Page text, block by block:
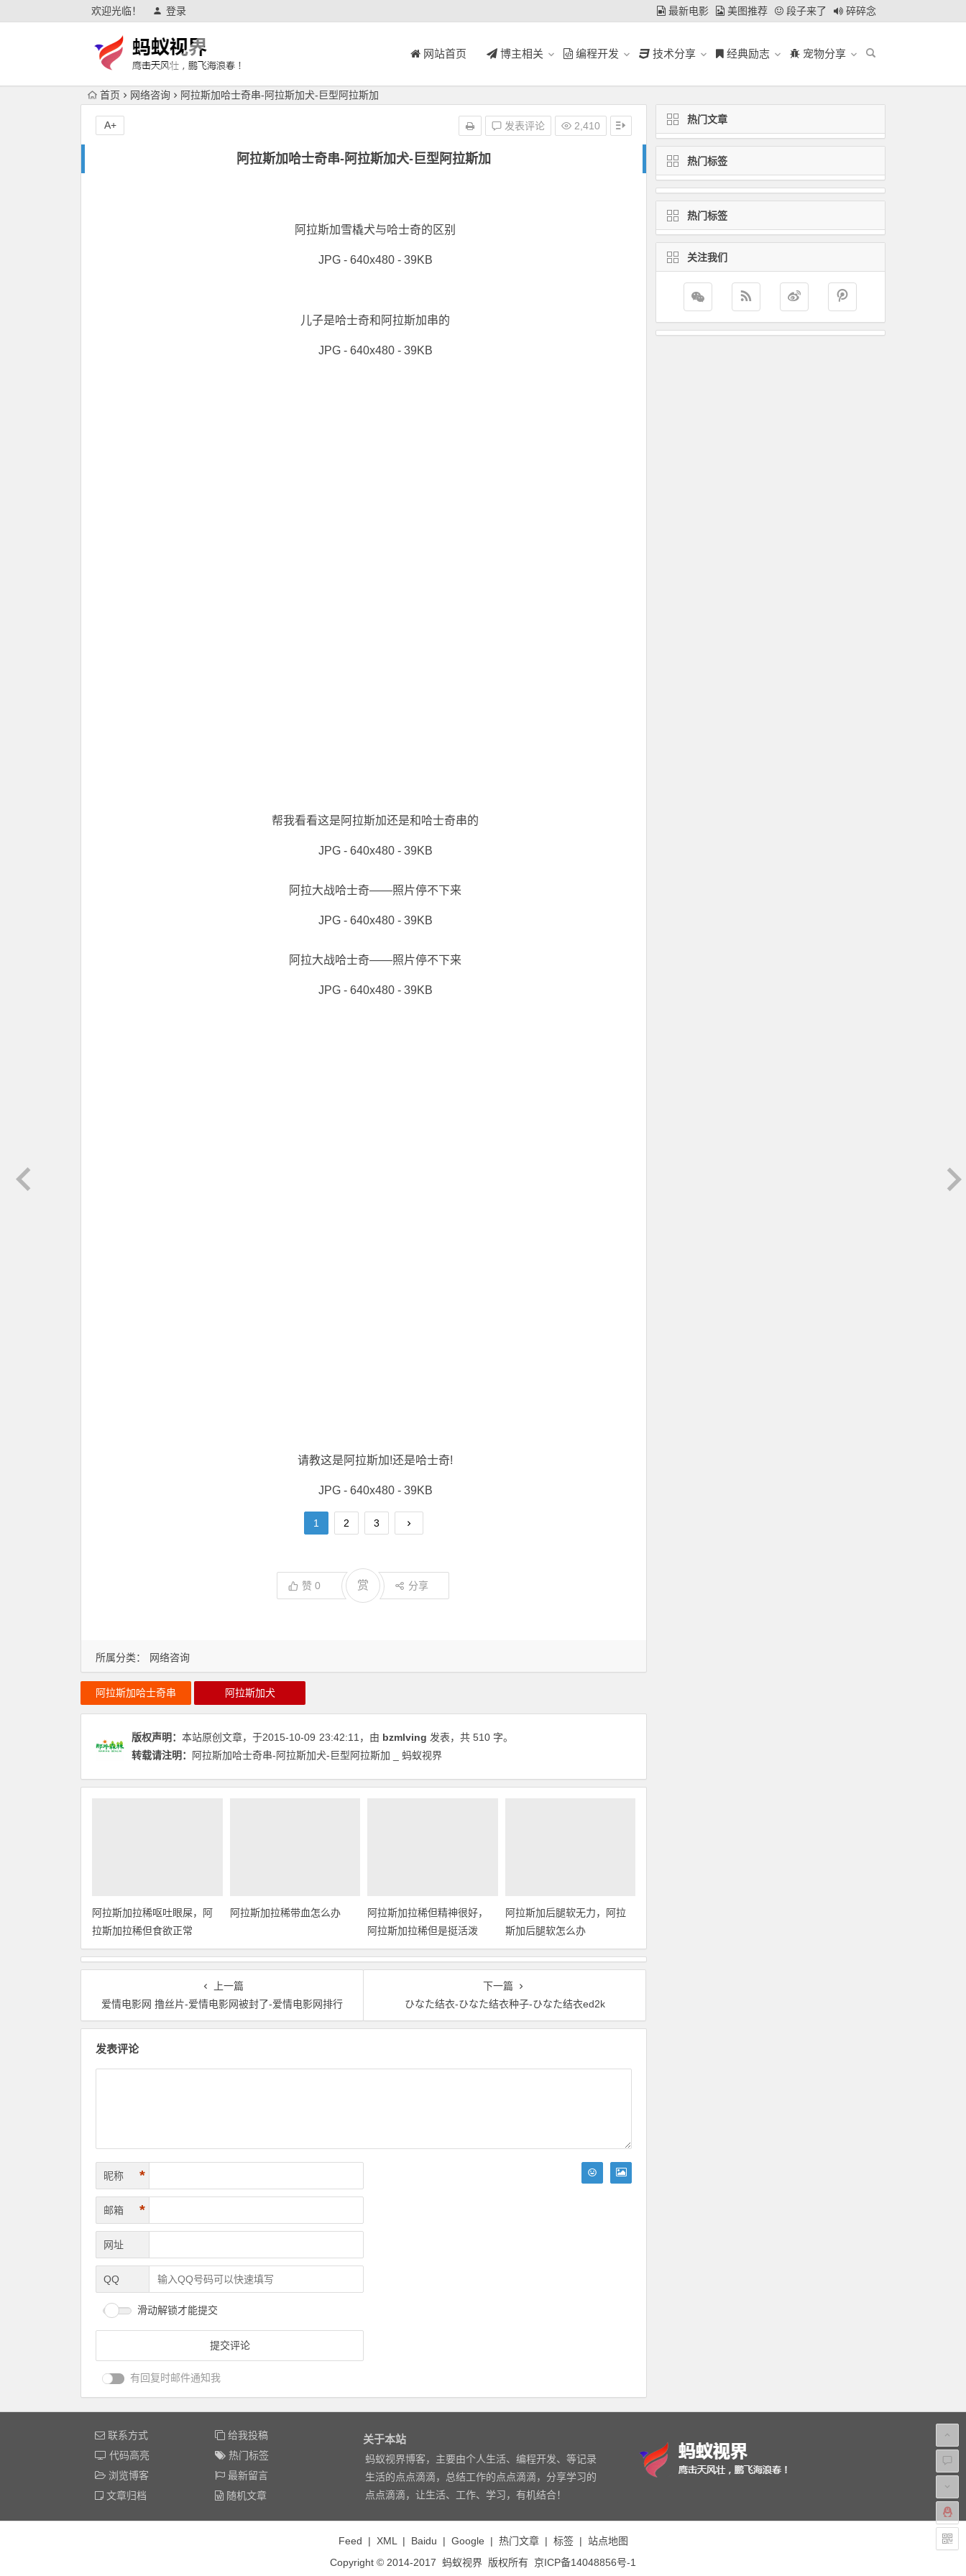
欢迎光临！ 登录 最新电影 美图推荐 段子来了 碎碎念
网站首页 博主相关 编程开发 技术分享 经典励志 宠物分享
首页 网络咨询 阿拉斯加哈士奇串-阿拉斯加犬-巨型阿拉斯加
阿拉斯加哈士奇串-阿拉斯加犬-巨型阿拉斯加
发表评论 2,410
A+
所属分类： 网络咨询
阿拉斯加雪橇犬与哈士奇的区别
JPG - 640x480 - 39KB
儿子是哈士奇和阿拉斯加串的
JPG - 640x480 - 39KB
帮我看看这是阿拉斯加还是和哈士奇串的
JPG - 640x480 - 39KB
阿拉大战哈士奇——照片停不下来
JPG - 640x480 - 39KB
阿拉大战哈士奇——照片停不下来
JPG - 640x480 - 39KB
请教这是阿拉斯加!还是哈士奇!
JPG - 640x480 - 39KB
1 2 3
赞 0 赏 分享
阿拉斯加哈士奇串 阿拉斯加犬
版权声明： 本站原创文章，于2015-10-09 23:42:11 ，由 bzmlving 发表，共 510 字。
转载请注明：
阿拉斯加哈士奇串-阿拉斯加犬-巨型阿拉斯加 _ 蚂蚁视界
阿拉斯加拉稀呕吐眼屎，阿
拉斯加拉稀但食欲正常
阿拉斯加拉稀带血怎么办
阿拉斯加拉稀但精神很好，
阿拉斯加拉稀但是挺活泼
阿拉斯加后腿软无力，阿拉
斯加后腿软怎么办
上一篇
爱情电影网 撸丝片-爱情电影网被封了-爱情电影网排行
下一篇
ひなた结衣-ひなた结衣种子-ひなた结衣ed2k
发表评论
昵称 *
邮箱 *
网址
QQ
滑动解锁才能提交
有回复时邮件通知我
热门文章
热门标签
热门标签
关注我们
联系方式
给我投稿
代码高亮
热门标签
浏览博客
最新留言
文章归档
随机文章
关于本站
蚂蚁视界博客，主要由个人生活、编程开发、等记录
生活的点点滴滴，总结工作的点点滴滴，分享学习的
点点滴滴，让生活、工作、学习，有机结合！
Feed | XML| Baidu | Google | 热门文章| 标签| 站点地图
Copyright © 2014-2017 蚂蚁视界 版权所有 京ICP备14048856号-1